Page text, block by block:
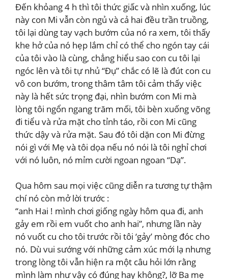
Đến khỏang 4 h thì tôi thức giấc và nhìn xuống, lúc
này con Mi vẫn còn ngủ và cả hai đều trần truồng,
tôi lại dùng tay vạch bướm của nó ra xem, tôi thấy
khe hở của nó hẹp lắm chỉ có thể cho ngón tay cái
của tôi vào là cùng, chẳng hiểu sao con cu tôi lại
ngóc lên và tôi tự nhủ “Đụ” chắc có lẽ là đút con cu
vô con bướm, trong thâm tâm tôi cảm thấy việc
này là hết sức trọng đại, nhìn bướm con Mi mà
lòng tôi ngổn ngang trăm mối, tôi bèn xuống võng
đi tiểu và rửa mặt cho tỉnh táo, rồi con Mi cũng
thức dậy và rửa mặt. Sau đó tôi dặn con Mi đừng
nói gì với Mẹ và tôi dọa nếu nó nói là tôi nghỉ chơi
với nó luôn, nó mỉm cười ngoan ngoan “Dạ”.
Qua hôm sau mọi việc cũng diễn ra tương tự thậm
chí nó còn mở lời trước :
“anh Hai ! mình chơi giống ngày hôm qua đi, anh
gảy em rồi em vuốt cho anh hai”, nhưng lần này
nó vuốt cu cho tôi trước rồi tôi ‘gảy’ mòng đóc cho
nó. Dù vui sướng với những cảm xúc mới lạ nhưng
trong lòng tôi vẫn hiện ra một câu hỏi lớn rằng
mình làm như vậy có đúng hay không?, lỡ Ba mẹ